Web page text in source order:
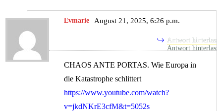
Evmarie August 21, 2025, 6:26 p.m.
Antwort
CHAOS ANTE PORTAS. Wie Europa in
die Katastrophe schlittert
https://www.youtube.com/watch?
v=jkdNKrE3cfM&t=5052s